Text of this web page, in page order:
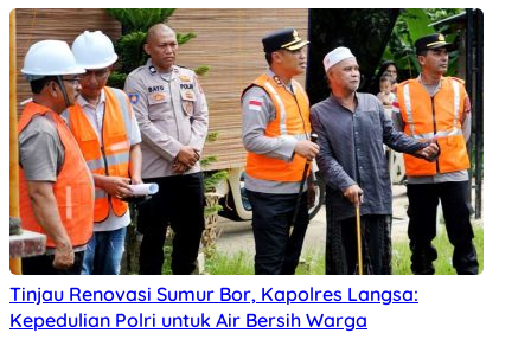
Tinjau Renovasi Sumur Bor, Kapolres Langsa:
Kepedulian Polri untuk Air Bersih Warga